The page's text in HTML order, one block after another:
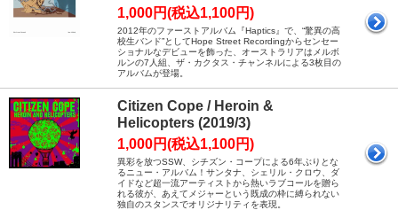
1,000円(税込1,100円)
2012年のファーストアルバム『Haptics』で、“驚異の高
校生バンド”としてHope Street Recordingからセンセー
ショナルなデビューを飾った、オーストラリアはメルボ
ルンの7人組、ザ・カクタス・チャンネルによる3枚目の
アルバムが登場。
Citizen Cope / Heroin &
Helicopters (2019/3)
1,000円(税込1,100円)
異彩を放つSSW、シチズン・コープによる6年ぶりとな
るニュー・アルバム！サンタナ、シェリル・クロウ、ダ
イドなど超一流アーティストから熱いラブコールを贈ら
れる彼が、あえてメジャーという既成の枠に縛られない
独自のスタンスでオリジナリティを表現。